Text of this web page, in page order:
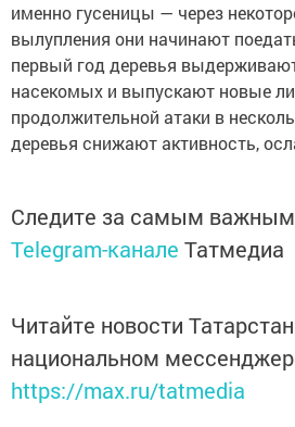
именно гусеницы — через
вылупления они начинают
первый год деревья
насекомых и выпускают новые
продолжительной атаки в
деревья снижают активность,
Следите за самым
Telegram-канале Татмедиа
Читайте новости
национальном
https://max.ru/tatmedia